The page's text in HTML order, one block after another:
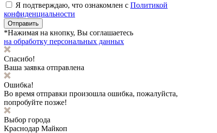
Я подтверждаю, что ознакомлен с Политикой
конфиденциальности
Отправить
*Нажимая на кнопку, Вы соглашаетесь
на обработку персональных данных
Спасибо!
Ваша заявка отправлена
Ошибка!
Во время отправки произошла ошибка, пожалуйста,
попробуйте позже!
Выбор города
Краснодар Майкоп